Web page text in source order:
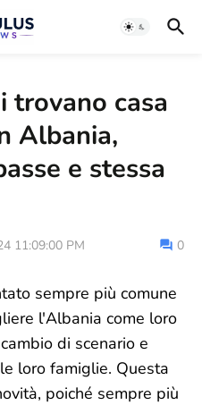
trovano casa
Albania,
e stessa
11:09:00 PM 0
sempre più comune
l'Albania come loro
di scenario e
loro famiglie. Questa
poiché sempre più